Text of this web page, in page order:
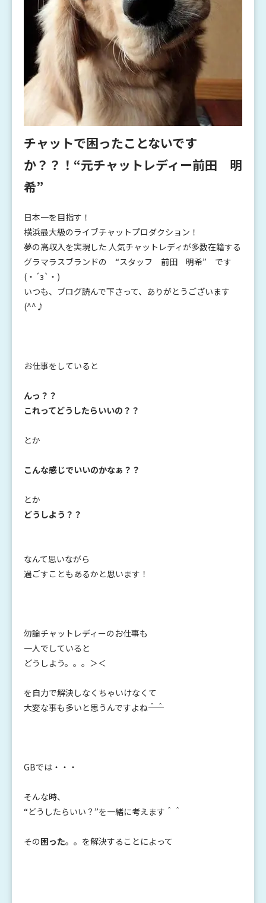
チャットで困ったことないです
か？？！“元チャットレディー前田 明
希”
日本一を目指す！
横浜最大級のライブチャットプロダクション！
夢の高収入を実現した 人気チャットレディが多数在籍する
グラマラスブランドの “スタッフ 前田 明希” です
(・´з`・)
いつも、ブログ読んで下さって、ありがとうございます
(^^♪
お仕事をしていると
んっ？？
これってどうしたらいいの？？
とか
こんな感じでいいのかなぁ？？
とか
どうしよう？？
なんて思いながら
過ごすこともあるかと思います！
勿論チャットレディーのお仕事も
一人でしていると
どうしよう。。。＞＜
を自力で解決しなくちゃいけなくて
大変な事も多いと思うんですよね――＾＾
GBでは・・・
そんな時、
“どうしたらいい？”を一緒に考えます＾＾
その困った。。を解決することによって